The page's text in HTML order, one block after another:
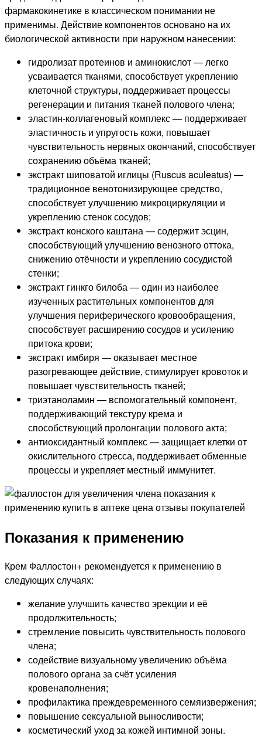
фармакокинетике в классическом понимании не
применимы. Действие компонентов основано на их
биологической активности при наружном нанесении:
гидролизат протеинов и аминокислот — легко
усваивается тканями, способствует укреплению
клеточной структуры, поддерживает процессы
регенерации и питания тканей полового члена;
эластин-коллагеновый комплекс — поддерживает
эластичность и упругость кожи, повышает
чувствительность нервных окончаний, способствует
сохранению объёма тканей;
экстракт шиповатой иглицы (Ruscus aculeatus) —
традиционное венотонизирующее средство,
способствует улучшению микроциркуляции и
укреплению стенок сосудов;
экстракт конского каштана — содержит эсцин,
способствующий улучшению венозного оттока,
снижению отёчности и укреплению сосудистой
стенки;
экстракт гинкго билоба — один из наиболее
изученных растительных компонентов для
улучшения периферического кровообращения,
способствует расширению сосудов и усилению
притока крови;
экстракт имбиря — оказывает местное
разогревающее действие, стимулирует кровоток и
повышает чувствительность тканей;
триэтаноламин — вспомогательный компонент,
поддерживающий текстуру крема и
способствующий пролонгации полового акта;
антиоксидантный комплекс — защищает клетки от
окислительного стресса, поддерживает обменные
процессы и укрепляет местный иммунитет.
Показания к применению
Крем Фаллостон+ рекомендуется к применению в
следующих случаях:
желание улучшить качество эрекции и её
продолжительность;
стремление повысить чувствительность полового
члена;
содействие визуальному увеличению объёма
полового органа за счёт усиления
кровенаполнения;
профилактика преждевременного семяизвержения;
повышение сексуальной выносливости;
косметический уход за кожей интимной зоны.